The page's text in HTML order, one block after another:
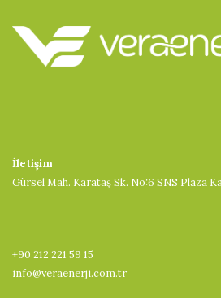
İletişim
Gürsel Mah. Karataş Sk. No:6 SNS Plaza
+90 212 221 59 15
info@veraenerji.com.tr